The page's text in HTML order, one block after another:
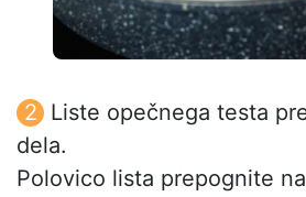
Liste opečnega testa
dela.
Polovico lista prepognite